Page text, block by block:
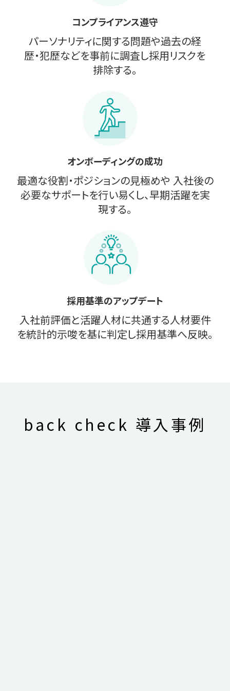
コンプライアンス遵守
パーソナリティに関する問題や過去の経
歴・犯歴などを事前に調査し採用リスクを
排除する。
オンボーディングの成功
最適な役割・ポジションの見極めや 入社後の
必要なサポートを行い易くし、早期活躍を実
現する。
採用基準のアップデート
入社前評価と活躍人材に共通する人材要件
を統計的示唆を基に判定し採用基準へ反映。
back check 導入事例